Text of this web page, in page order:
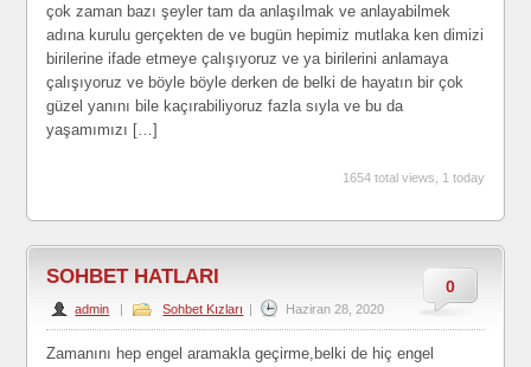
çok zaman bazı şeyler tam da anlaşılmak ve anlayabilmek
adına kurulu gerçekten de ve bugün hepimiz mutlaka ken dimizi
birilerine ifade etmeye çalışıyoruz ve ya birilerini anlamaya
çalışıyoruz ve böyle böyle derken de belki de hayatın bir çok
güzel yanını bile kaçırabiliyoruz fazla sıyla ve bu da
yaşamımızı […]
1654 total views, 1 today
0
SOHBET HATLARI
admin | Sohbet Kızları | Haziran 28, 2020
Zamanını hep engel aramakla geçirme,belki de hiç engel